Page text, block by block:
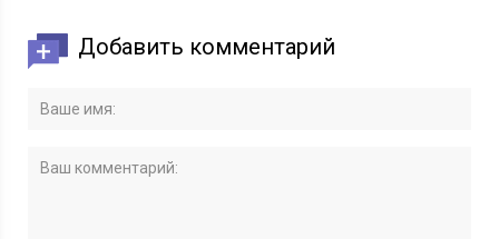
Добавить комментарий